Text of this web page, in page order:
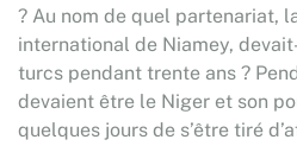
? Au nom de quel partenariat,
international de Niamey,
turcs pendant trente ans ?
devaient être le Niger et son
quelques jours de s’être tiré